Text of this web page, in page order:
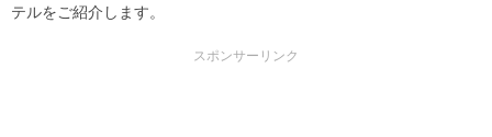
テルをご紹介します。
スポンサーリンク